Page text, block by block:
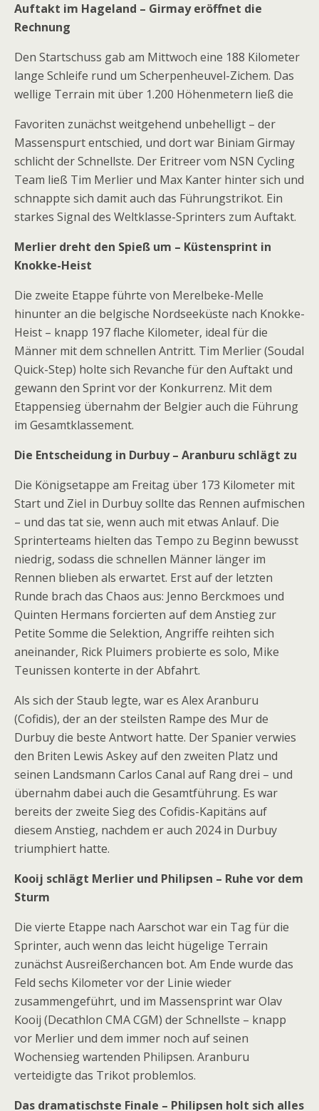
Auftakt im Hageland – Girmay eröffnet die
Rechnung
Den Startschuss gab am Mittwoch eine 188 Kilometer
lange Schleife rund um Scherpenheuvel-Zichem. Das
wellige Terrain mit über 1.200 Höhenmetern ließ die
Favoriten zunächst weitgehend unbehelligt – der
Massenspurt entschied, und dort war Biniam Girmay
schlicht der Schnellste. Der Eritreer vom NSN Cycling
Team ließ Tim Merlier und Max Kanter hinter sich und
schnappte sich damit auch das Führungstrikot. Ein
starkes Signal des Weltklasse-Sprinters zum Auftakt.
Merlier dreht den Spieß um – Küstensprint in
Knokke-Heist
Die zweite Etappe führte von Merelbeke-Melle
hinunter an die belgische Nordseeküste nach Knokke-
Heist – knapp 197 flache Kilometer, ideal für die
Männer mit dem schnellen Antritt. Tim Merlier (Soudal
Quick-Step) holte sich Revanche für den Auftakt und
gewann den Sprint vor der Konkurrenz. Mit dem
Etappensieg übernahm der Belgier auch die Führung
im Gesamtklassement.
Die Entscheidung in Durbuy – Aranburu schlägt zu
Die Königsetappe am Freitag über 173 Kilometer mit
Start und Ziel in Durbuy sollte das Rennen aufmischen
– und das tat sie, wenn auch mit etwas Anlauf. Die
Sprinterteams hielten das Tempo zu Beginn bewusst
niedrig, sodass die schnellen Männer länger im
Rennen blieben als erwartet. Erst auf der letzten
Runde brach das Chaos aus: Jenno Berckmoes und
Quinten Hermans forcierten auf dem Anstieg zur
Petite Somme die Selektion, Angriffe reihten sich
aneinander, Rick Pluimers probierte es solo, Mike
Teunissen konterte in der Abfahrt.
Als sich der Staub legte, war es Alex Aranburu
(Cofidis), der an der steilsten Rampe des Mur de
Durbuy die beste Antwort hatte. Der Spanier verwies
den Briten Lewis Askey auf den zweiten Platz und
seinen Landsmann Carlos Canal auf Rang drei – und
übernahm dabei auch die Gesamtführung. Es war
bereits der zweite Sieg des Cofidis-Kapitäns auf
diesem Anstieg, nachdem er auch 2024 in Durbuy
triumphiert hatte.
Kooij schlägt Merlier und Philipsen – Ruhe vor dem
Sturm
Die vierte Etappe nach Aarschot war ein Tag für die
Sprinter, auch wenn das leicht hügelige Terrain
zunächst Ausreißerchancen bot. Am Ende wurde das
Feld sechs Kilometer vor der Linie wieder
zusammengeführt, und im Massensprint war Olav
Kooij (Decathlon CMA CGM) der Schnellste – knapp
vor Merlier und dem immer noch auf seinen
Wochensieg wartenden Philipsen. Aranburu
verteidigte das Trikot problemlos.
Das dramatischste Finale – Philipsen holt sich alles